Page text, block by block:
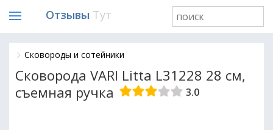
Отзывы Тут
Сковороды и сотейники
Сковорода VARI Litta L31228 28 см,
съемная ручка
3.0